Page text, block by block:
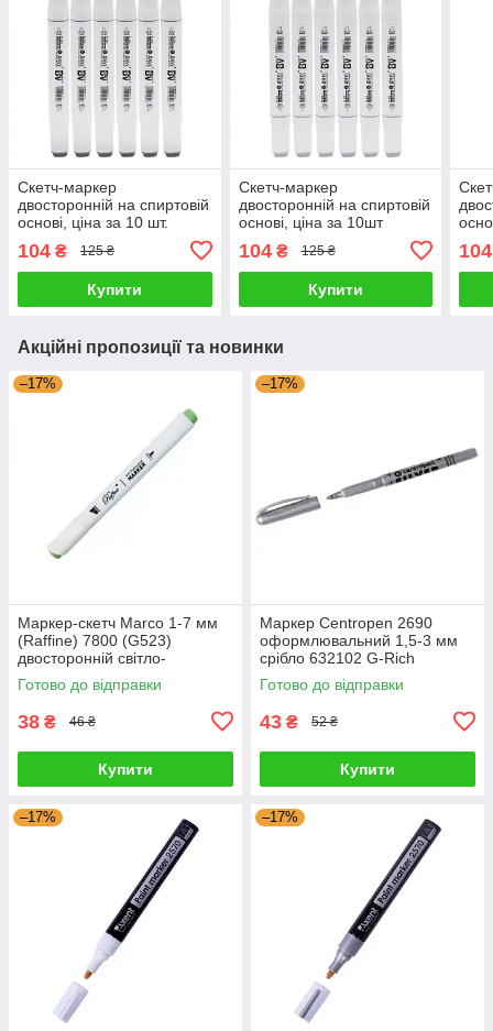
Скетч-маркер
двосторонній на спиртовій
основі, ціна за 10 шт.
104 ₴ 125 ₴
Купити
Скетч-маркер
двосторонній на спиртовій
основі, ціна за 10шт
104₴ 125 ₴
Купити
104
Акційні пропозиції та новинки
–17%
Маркер-скетч Marco 1-7 мм
(Raffine) 7800 (G523)
двосторонній світло-
оливковий 622816 G-Rich
Готово до відправки
38 ₴ 46 ₴
Купити
–17%
Маркер Centropen 2690
оформлювальний 1,5-3 мм
срібло 632102 G-Rich
Готово до відправки
43 ₴ 52 ₴
Купити
–17% –17%